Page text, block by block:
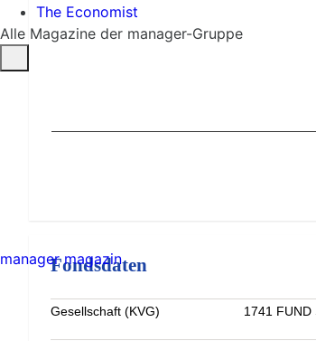
Fondsdaten
Gesellschaft (KVG)
1741 FUND
The Economist
Alle Magazine der manager-Gruppe
manager magazin